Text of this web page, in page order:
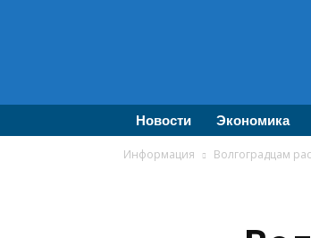
бизнеса
Новости Экономика
Информация Волгоградцам